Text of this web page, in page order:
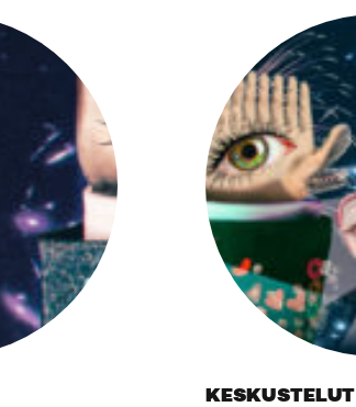
KESKUSTELUT